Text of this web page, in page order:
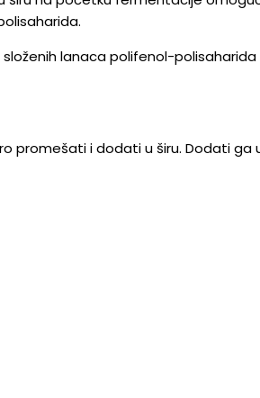
lanaca polifenol-
promešati i dodati u širu. Dodati ga